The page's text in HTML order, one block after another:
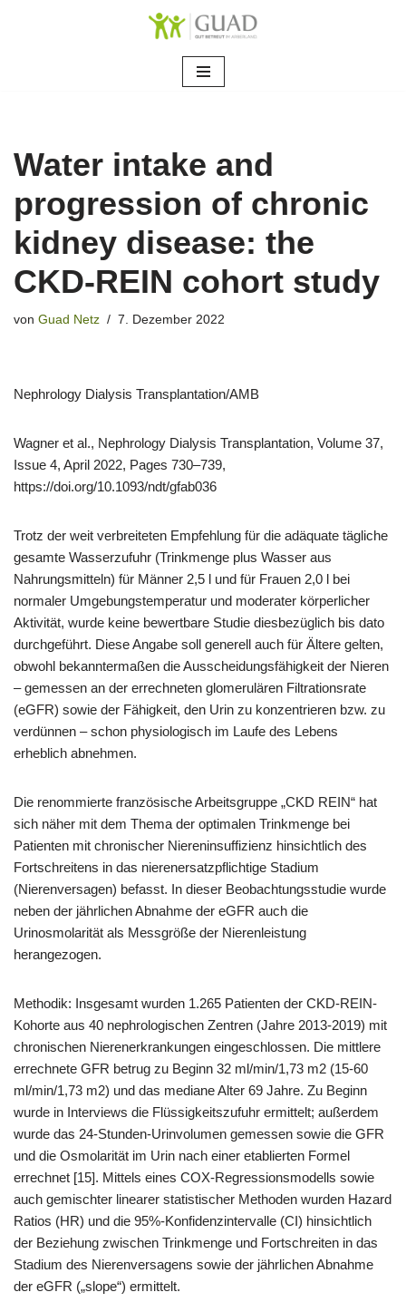
Water intake and
progression of chronic
kidney disease: the
CKD-REIN cohort study
von Guad Netz 7. Dezember 2022
Nephrology Dialysis Transplantation/AMB
Wagner et al., Nephrology Dialysis Transplantation, Volume 37,
Issue 4, April 2022, Pages 730–739,
https://doi.org/10.1093/ndt/gfab036
Trotz der weit verbreiteten Empfehlung für die adäquate tägliche
gesamte Wasserzufuhr (Trinkmenge plus Wasser aus
Nahrungsmitteln) für Männer 2,5 l und für Frauen 2,0 l bei
normaler Umgebungstemperatur und moderater körperlicher
Aktivität, wurde keine bewertbare Studie diesbezüglich bis dato
durchgeführt. Diese Angabe soll generell auch für Ältere gelten,
obwohl bekanntermaßen die Ausscheidungsfähigkeit der Nieren
– gemessen an der errechneten glomerulären Filtrationsrate
(eGFR) sowie der Fähigkeit, den Urin zu konzentrieren bzw. zu
verdünnen – schon physiologisch im Laufe des Lebens
erheblich abnehmen.
Die renommierte französische Arbeitsgruppe „CKD REIN“ hat
sich näher mit dem Thema der optimalen Trinkmenge bei
Patienten mit chronischer Niereninsuffizienz hinsichtlich des
Fortschreitens in das nierenersatzpflichtige Stadium
(Nierenversagen) befasst. In dieser Beobachtungsstudie wurde
neben der jährlichen Abnahme der eGFR auch die
Urinosmolarität als Messgröße der Nierenleistung
herangezogen.
Methodik: Insgesamt wurden 1.265 Patienten der CKD-REIN-
Kohorte aus 40 nephrologischen Zentren (Jahre 2013-2019) mit
chronischen Nierenerkrankungen eingeschlossen. Die mittlere
errechnete GFR betrug zu Beginn 32 ml/min/1,73 m2 (15-60
ml/min/1,73 m2) und das mediane Alter 69 Jahre. Zu Beginn
wurde in Interviews die Flüssigkeitszufuhr ermittelt; außerdem
wurde das 24-Stunden-Urinvolumen gemessen sowie die GFR
und die Osmolarität im Urin nach einer etablierten Formel
errechnet [15]. Mittels eines COX-Regressionsmodells sowie
auch gemischter linearer statistischer Methoden wurden Hazard
Ratios (HR) und die 95%-Konfidenzintervalle (CI) hinsichtlich
der Beziehung zwischen Trinkmenge und Fortschreiten in das
Stadium des Nierenversagens sowie der jährlichen Abnahme
der eGFR („slope“) ermittelt.